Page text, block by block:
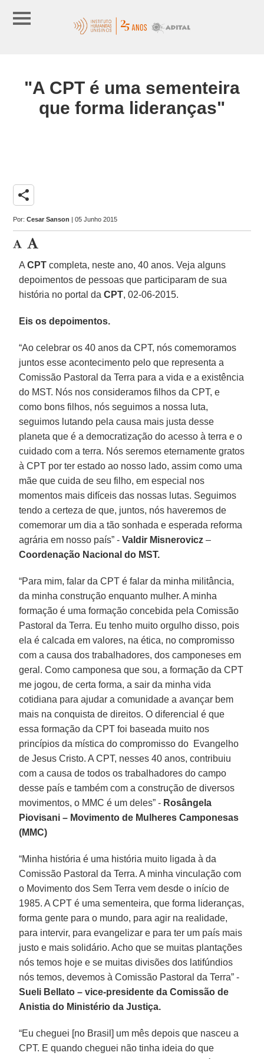
"A CPT é uma sementeira
que forma lideranças"
share
Por:Cesar Sanson | 05 Junho 2015
ACPT completa, neste ano, 40 anos. Veja alguns
depoimentos de pessoas que participaram de sua
história no portal daCPT, 02-06-2015.
Eis os depoimentos.
“Ao celebrar os 40 anos da CPT, nós comemoramos
juntos esse acontecimento pelo que representa a
Comissão Pastoral da Terra para a vida e a existência
do MST. Nós nos consideramos filhos da CPT, e
como bons filhos, nós seguimos a nossa luta,
seguimos lutando pela causa mais justa desse
planeta que é a democratização do acesso à terra e o
cuidado com a terra. Nós seremos eternamente gratos
à CPT por ter estado ao nosso lado, assim como uma
mãe que cuida de seu filho, em especial nos
momentos mais difíceis das nossas lutas. Seguimos
tendo a certeza de que, juntos, nós haveremos de
comemorar um dia a tão sonhada e esperada reforma
agrária em nosso país” -Valdir Misnerovicz –
Coordenação Nacional do MST.
“Para mim, falar da CPT é falar da minha militância,
da minha construção enquanto mulher. A minha
formação é uma formação concebida pela Comissão
Pastoral da Terra. Eu tenho muito orgulho disso, pois
ela é calcada em valores, na ética, no compromisso
com a causa dos trabalhadores, dos camponeses em
geral. Como camponesa que sou, a formação da CPT
me jogou, de certa forma, a sair da minha vida
cotidiana para ajudar a comunidade a avançar bem
mais na conquista de direitos. O diferencial é que
essa formação da CPT foi baseada muito nos
princípios da mística do compromisso do Evangelho
de Jesus Cristo. A CPT, nesses 40 anos, contribuiu
com a causa de todos os trabalhadores do campo
desse país e também com a construção de diversos
movimentos, o MMC é um deles” - Rosângela
Piovisani – Movimento de Mulheres Camponesas
(MMC)
“Minha história é uma história muito ligada à da
Comissão Pastoral da Terra. A minha vinculação com
o Movimento dos Sem Terra vem desde o início de
1985. A CPT é uma sementeira, que forma lideranças,
forma gente para o mundo, para agir na realidade,
para intervir, para evangelizar e para ter um país mais
justo e mais solidário. Acho que se muitas plantações
nós temos hoje e se muitas divisões dos latifúndios
nós temos, devemos à Comissão Pastoral da Terra” -
Sueli Bellato – vice-presidente da Comissão de
Anistia do Ministério da Justiça.
“Eu cheguei [no Brasil] um mês depois que nasceu a
CPT. E quando cheguei não tinha ideia do que